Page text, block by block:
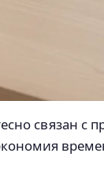
связан с